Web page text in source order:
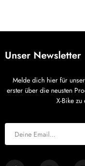
Unser Newsletter
Melde dich hier für
erster über die neusten
X-Bike zu